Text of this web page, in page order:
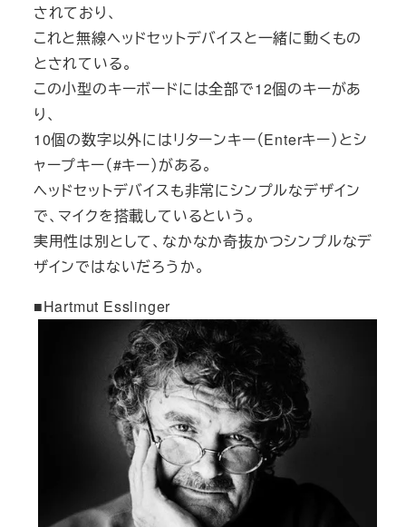
されており、
これと無線ヘッドセットデバイスと一緒に動くもの
とされている。
この小型のキーボードには全部で12個のキーがあ
り、
10個の数字以外にはリターンキー（Enterキー）とシ
ャープキー（#キー）がある。
ヘッドセットデバイスも非常にシンプルなデザイン
で、マイクを搭載しているという。
実用性は別として、なかなか奇抜かつシンプルなデ
ザインではないだろうか。
■Hartmut Esslinger